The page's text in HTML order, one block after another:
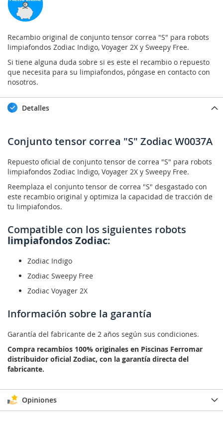
Recambio original de conjunto tensor correa "S" para robots
limpiafondos Zodiac Indigo, Voyager 2X y Sweepy Free.
Si tiene alguna duda sobre si es este el recambio o repuesto
que necesita para su limpiafondos, póngase en contacto con
nosotros.
Detalles
Conjunto tensor correa "S" Zodiac W0037A
Repuesto oficial de conjunto tensor de correa "S" para robots
limpiafondos Zodiac Indigo, Voyager 2X y Sweepy Free.
Reemplaza el conjunto tensor de correa "S" desgastado con
este recambio original y optimiza la capacidad de tracción de
tu limpiafondos.
Compatible con los siguientes robots
limpiafondos Zodiac:
Zodiac Indigo
Zodiac Sweepy Free
Zodiac Voyager 2X
Información sobre la garantía
Garantía del fabricante de 2 años según sus condiciones.
Compra recambios 100% originales en Piscinas Ferromar
distribuidor oficial Zodiac, con la garantía directa del
fabricante.
Opiniones